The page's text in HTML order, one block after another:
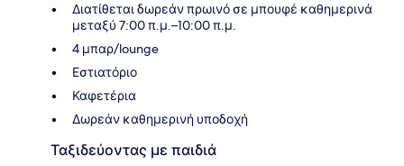
Διατίθεται δωρεάν πρωινό σε μπουφέ καθημερινά
μεταξύ 7:00 π.μ.–10:00 π.μ.
4 μπαρ/lounge
Εστιατόριο
Καφετέρια
Δωρεάν καθημερινή υποδοχή
Ταξιδεύοντας με παιδιά